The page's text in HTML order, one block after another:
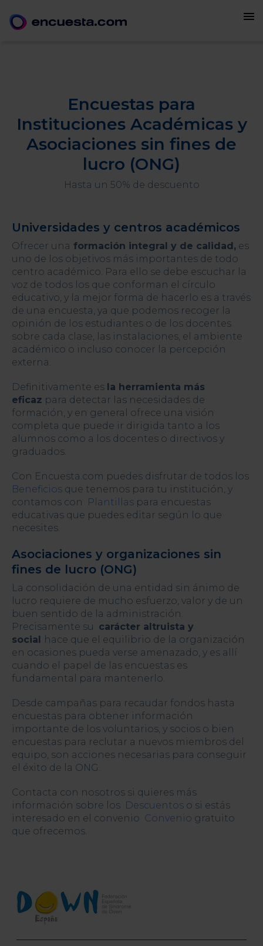
menu
Encuestas para
Instituciones Académicas y
Asociaciones sin fines de
lucro (ONG)
Hasta un 50% de descuento
Universidades y centros académicos
Ofrecer una formación integral y de calidad, es
uno de los objetivos más importantes de todo
centro académico. Para ello se debe escuchar la
voz de todos los que conforman el círculo
educativo, y la mejor forma de hacerlo es a través
de una encuesta, ya que podemos recoger la
opinión de los estudiantes o de los docentes
sobre cada clase, las instalaciones, el ambiente
académico o incluso conocer la percepción
externa.
Definitivamente es la herramienta más
eficaz para detectar las necesidades de
formación, y en general ofrece una visión
completa que puede ir dirigida tanto a los
alumnos como a los docentes o directivos y
graduados.
Con Encuesta.com puedes disfrutar de todos los
Beneficios que tenemos para tu institución, y
contamos con
Plantillas para encuestas
educativas que puedes editar según lo que
necesites.
Asociaciones y organizaciones sin
fines de lucro (ONG)
La consolidación de una entidad sin ánimo de
lucro requiere de mucho esfuerzo, valor y de un
buen sentido de la administración.
Precisamente su carácter altruista y
social hace que el equilibrio de la organización
en ocasiones pueda verse amenazado, y es allí
cuando el papel de las encuestas es
fundamental para mantenerlo.
Desde campañas para recaudar fondos hasta
encuestas para obtener información
importante de los voluntarios, y socios o bien
encuestas para reclutar a nuevos miembros del
equipo, son acciones necesarias para conseguir
el éxito de la ONG.
Contacta con nosotros si quieres más
información sobre los Descuentos o si estás
interesado en el convenio Convenio gratuito
que ofrecemos.